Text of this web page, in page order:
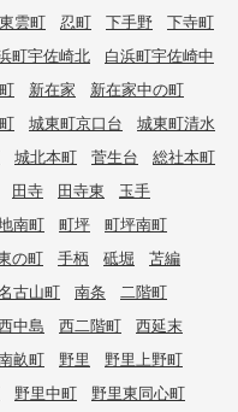
東雲町 忍町 下手野
下寺町
町宇佐崎北
白浜町宇佐崎中
新在家
新在家中の町
城東町京口台
城東町清水
城北本町 菅生台
総社本町
田寺 田寺東
玉手
南町 町坪
町坪南町
の町 手柄 砥堀
苫編
古山町 南条
二階町
中島 西二階町
西延末
畝町 野里
野里上野町
野里中町 野里東同心町